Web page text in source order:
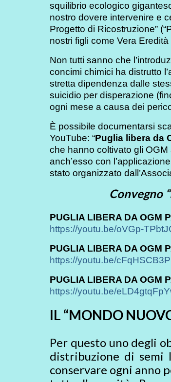
squilibrio ecologico
nostro dovere intervenire e
Progetto di Ricostruzione”
nostri figli come Vera
Non tutti sanno che
concimi chimici ha distrutto
stretta dipendenza dalle
suicidio per disperazione
ogni mese a causa dei
È possibile documentarsi
YouTube: “Puglia libera da
che hanno coltivato gli
anch’esso con
stato organizzato
Convegno
PUGLIA LIBERA DA OGM
https://youtu.be/oVGp-
PUGLIA LIBERA DA OGM
https://youtu.be/
PUGLIA LIBERA DA OGM
https://youtu.be/
IL “MONDO
Per questo uno degli
distribuzione di semi
conservare ogni anno